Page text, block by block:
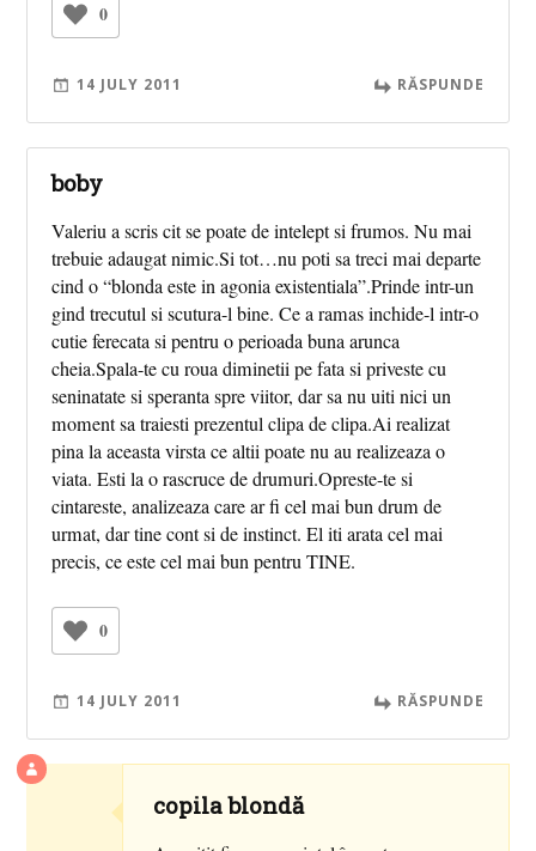
0
14 JULY 2011 RĂSPUNDE
boby
Valeriu a scris cit se poate de intelept si frumos. Nu mai
trebuie adaugat nimic.Si tot…nu poti sa treci mai departe
cind o “blonda este in agonia existentiala”.Prinde intr-un
gind trecutul si scutura-l bine. Ce a ramas inchide-l intr-o
cutie ferecata si pentru o perioada buna arunca
cheia.Spala-te cu roua diminetii pe fata si priveste cu
seninatate si speranta spre viitor, dar sa nu uiti nici un
moment sa traiesti prezentul clipa de clipa.Ai realizat
pina la aceasta virsta ce altii poate nu au realizeaza o
viata. Esti la o rascruce de drumuri.Opreste-te si
cintareste, analizeaza care ar fi cel mai bun drum de
urmat, dar tine cont si de instinct. El iti arata cel mai
precis, ce este cel mai bun pentru TINE.
0
14 JULY 2011 RĂSPUNDE
copila blondă